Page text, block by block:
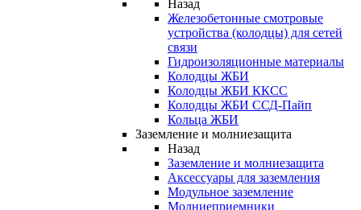
Назад
Железобетонные смотровые
устройства (колодцы) для сетей
связи
Гидроизоляционные материалы
Колодцы ЖБИ
Колодцы ЖБИ ККСС
Колодцы ЖБИ ССД-Пайп
Кольца ЖБИ
Заземление и молниезащита
Назад
Заземление и молниезащита
Аксессуары для заземления
Модульное заземление
Молниеприемники